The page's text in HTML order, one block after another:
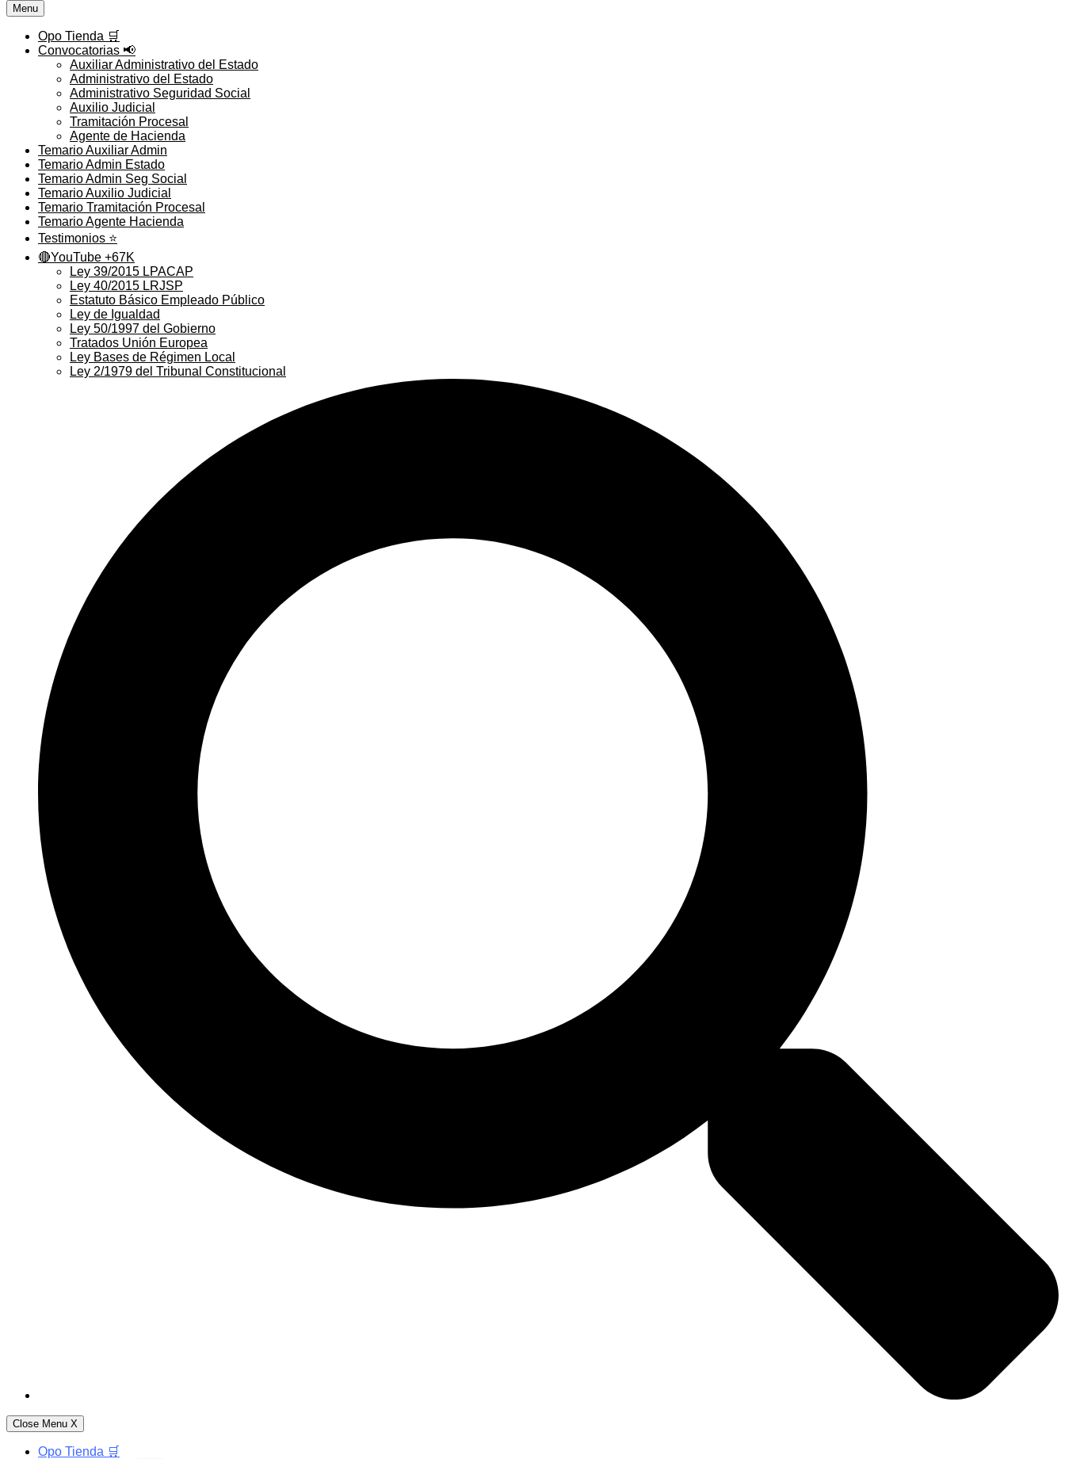
Menu
Opo Tienda 🛒
Convocatorias 📢
Auxiliar Administrativo del Estado
Administrativo del Estado
Administrativo Seguridad Social
Auxilio Judicial
Tramitación Procesal
Agente de Hacienda
Temario Auxiliar Admin
Temario Admin Estado
Temario Admin Seg Social
Temario Auxilio Judicial
Temario Tramitación Procesal
Temario Agente Hacienda
Testimonios ⭐️
🔴YouTube +67K
Ley 39/2015 LPACAP
Ley 40/2015 LRJSP
Estatuto Básico Empleado Público
Ley de Igualdad
Ley 50/1997 del Gobierno
Tratados Unión Europea
Ley Bases de Régimen Local
Ley 2/1979 del Tribunal Constitucional
Close Menu X
Opo Tienda 🛒